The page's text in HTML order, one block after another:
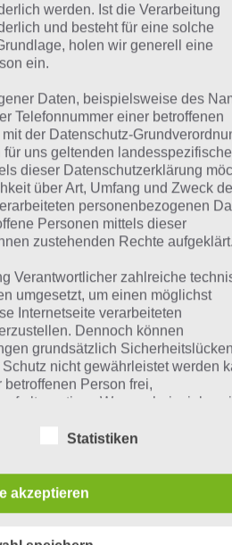
tägliche Rätsel zu Marokko
du dort aktuell feststeckst,
Lösungen zu Marokko im
Lösung Kluft
Rätsel am 16.8.2018 in 4
eigentlich und was gibt es dazu
wir daher auch immer
dann gibt es eigentlich zwei
Breite aufweist und in
Sinne verwendet
der unüberwindbar scheint.
Kluft zwischen Arm und Reich.
anderes sein und zwar
werden. Ist die Verarbeitung
und besteht für eine solche
holen wir generell eine
ein.
Daten, beispielsweise des
Telefonnummer einer betroffenen
der Datenschutz-
uns geltenden
dieser Datenschutzerklärung
über Art, Umfang und Zweck
personenbezogenen
Personen mittels dieser
zustehenden Rechte aufgeklärt.
Verantwortlicher zahlreiche
umgesetzt, um einen möglichst
Internetseite verarbeiteten
Dennoch können
grundsätzlich
nicht gewährleistet werden
Person frei,
alternativen Wegen,
Statistiken
akzeptieren